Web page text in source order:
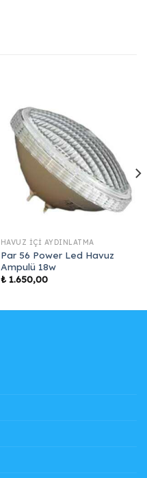
HAVUZ İÇI AYDINLATMA
Par 56 Power Led Havuz
Ampulü 18w
₺1.650,00